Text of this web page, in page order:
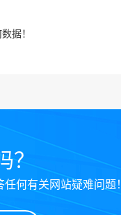
据！
？
何有关网站疑难问题！